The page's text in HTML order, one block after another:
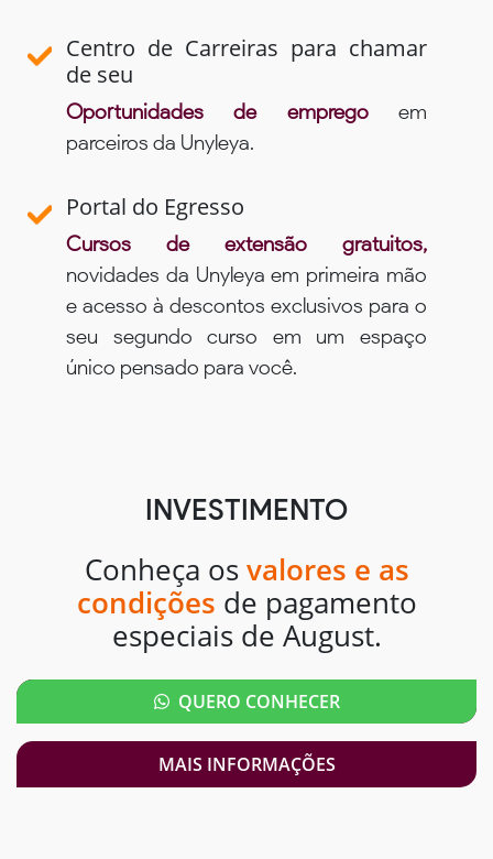
Centro de Carreiras para chamar
de seu
Oportunidades de empregoem
parceiros da Unyleya.
Portal do Egresso
Cursos de extensão gratuitos,
novidades da Unyleya em primeira mão
e acesso à descontos exclusivos para o
seu segundo curso em um espaço
único pensado para você.
INVESTIMENTO
Conheça os valores e as
condições de pagamento
especiais de August.
QUERO CONHECER
MAIS INFORMAÇÕES